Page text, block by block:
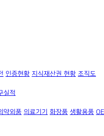
인증현황 지식재산권 현황 조직도
실적
약외품 의료기기 화장품 생활용품